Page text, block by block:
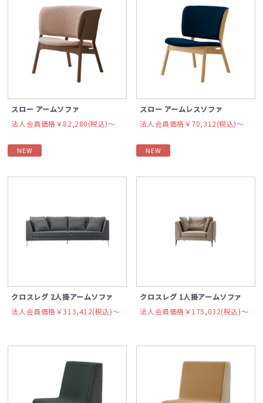
スロー アームソファ
法人会員価格￥82,280(税込)〜
NEW
スロー アームレスソファ
法人会員価格￥70,312(税込)〜
NEW
クロスレグ 2人掛アームソファ
法人会員価格￥313,412(税込)〜
クロスレグ 1人掛アームソファ
法人会員価格￥175,032(税込)〜